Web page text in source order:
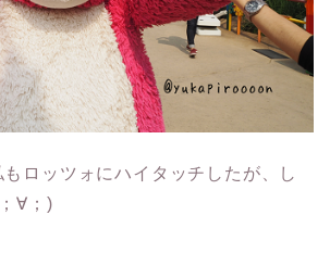
ロッツォにハイタッチしたが、し
∀；)